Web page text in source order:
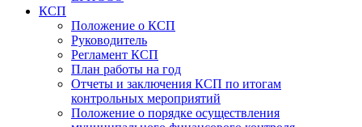
КСП
Положение о КСП
Руководитель
Регламент КСП
План работы на год
Отчеты и заключения КСП по итогам
контрольных мероприятий
Положение о порядке осуществления